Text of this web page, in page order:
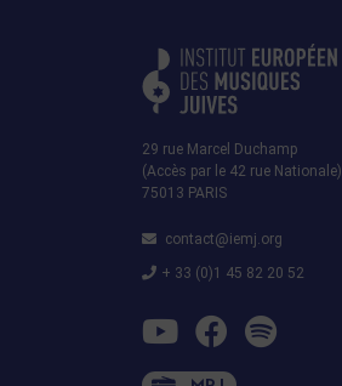
29 rue Marcel Duchamp
(Accès par le 42 rue Nationale)
75013 PARIS
contact@iemj.org
+ 33 (0)1 45 82 20 52